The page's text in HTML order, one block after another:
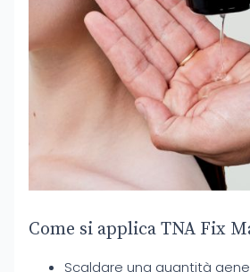
Come si applica TNA Fix
Scaldare una quantità